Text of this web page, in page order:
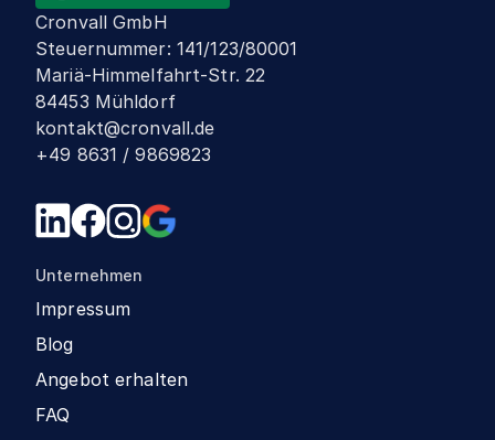
Cronvall GmbH
Steuernummer: 141/123/80001
Mariä-Himmelfahrt-Str. 22
84453 Mühldorf
kontakt@cronvall.de
+49 8631 / 9869823
Unternehmen
Impressum
Blog
Angebot erhalten
FAQ